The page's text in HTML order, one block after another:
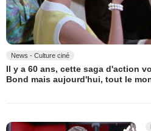
News - Culture ciné
Il y a 60 ans, cette saga d'action
Bond mais aujourd'hui, tout le